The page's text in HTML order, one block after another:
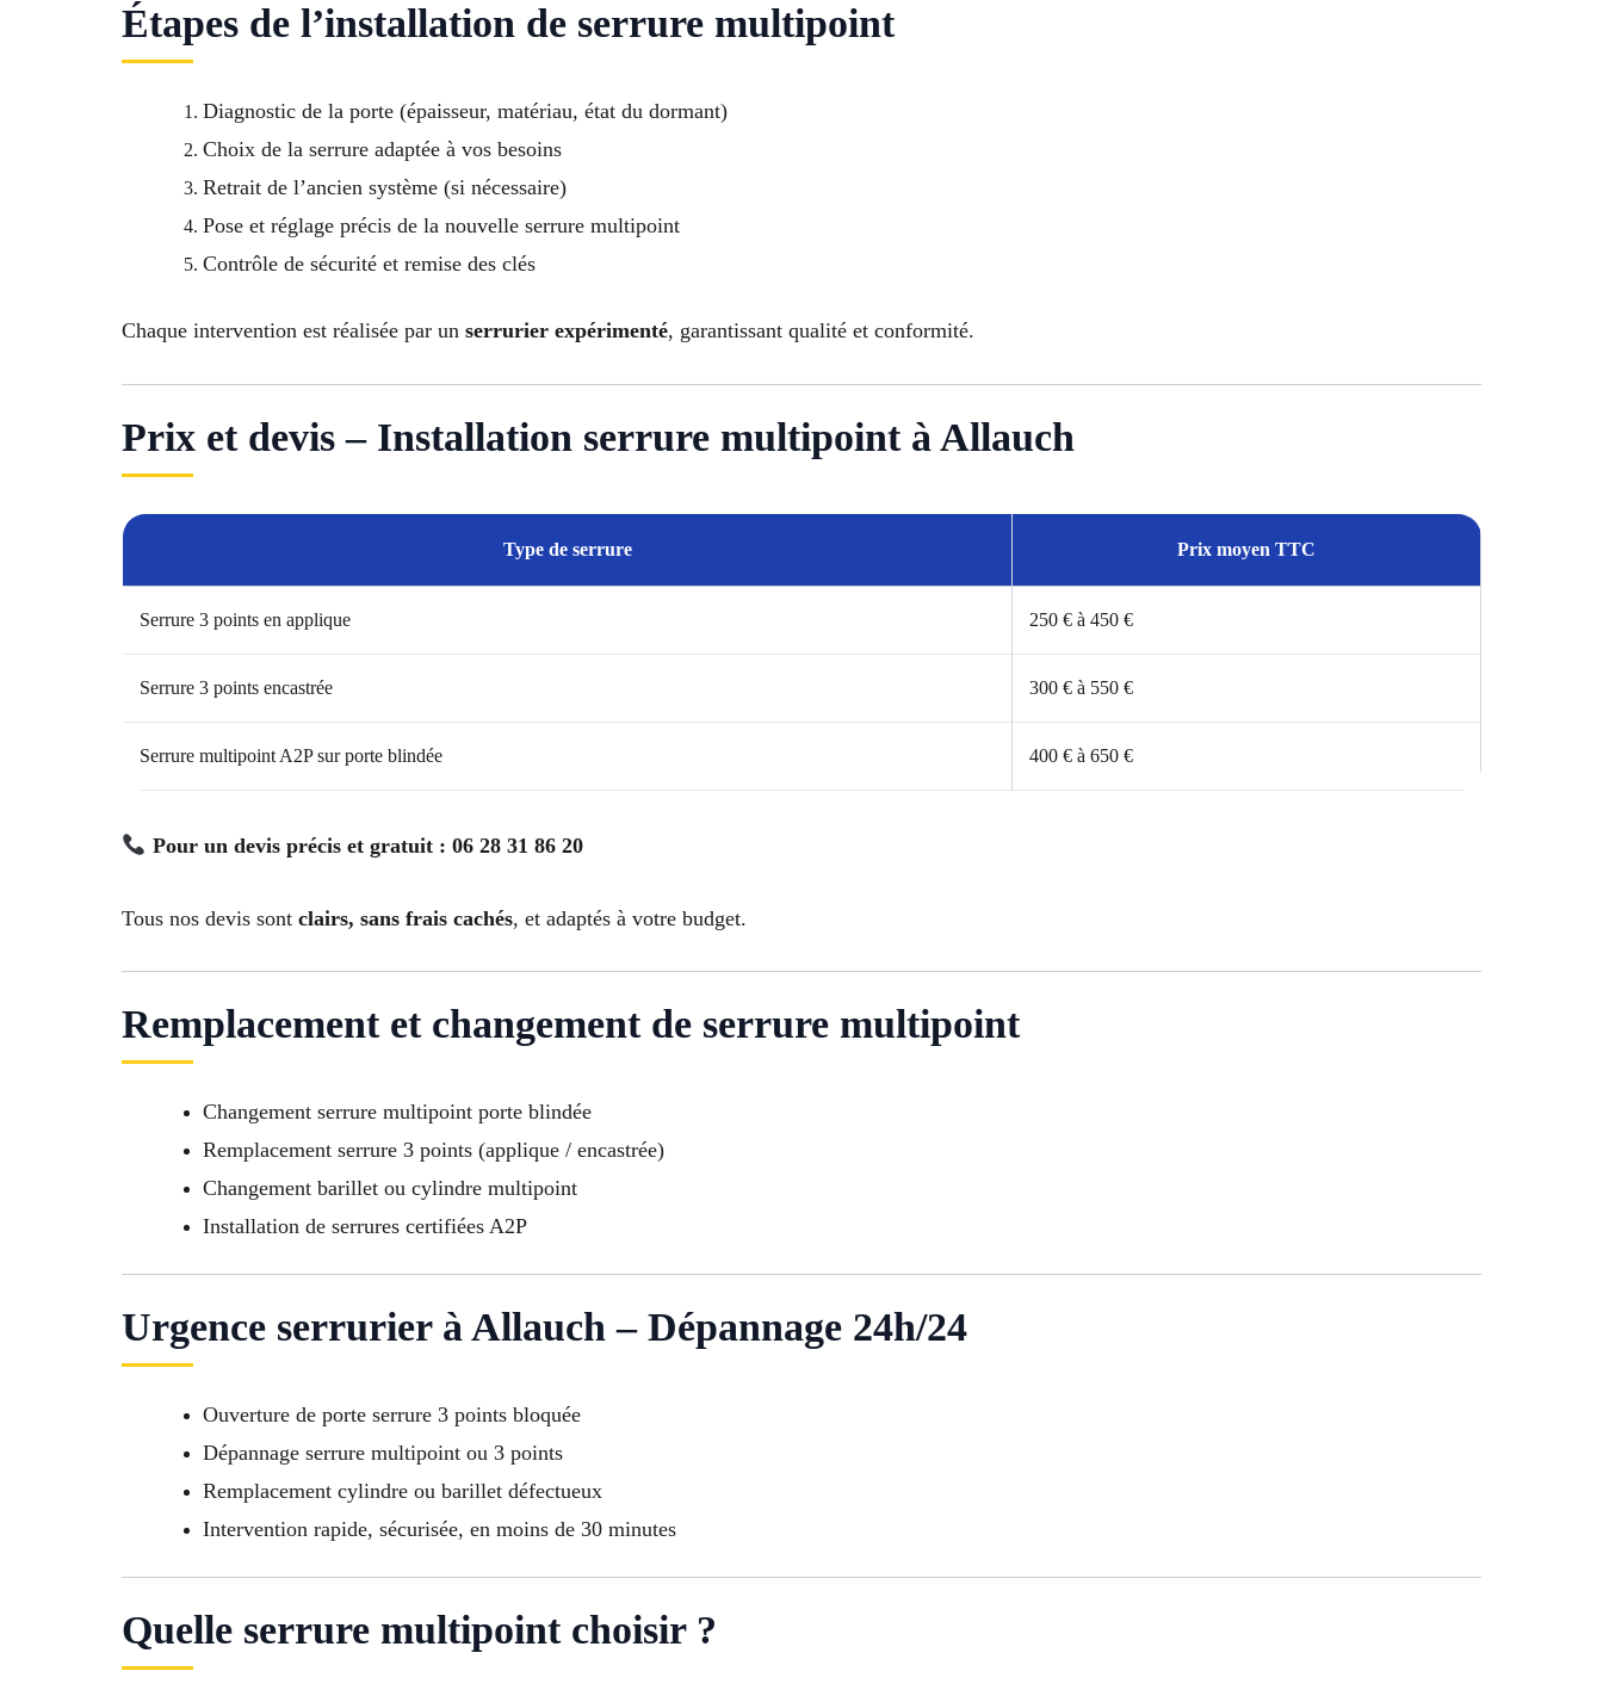
Étapes de l’installation de serrure multipoint
Diagnostic de la porte (épaisseur, matériau, état du dormant)
Choix de la serrure adaptée à vos besoins
Retrait de l’ancien système (si nécessaire)
Pose et réglage précis de la nouvelle serrure multipoint
Contrôle de sécurité et remise des clés
Chaque intervention est réalisée par un serrurier expérimenté, garantissant qualité et conformité.
Prix et devis – Installation serrure multipoint à Allauch
Type de serrure Prix moyen TTC
Serrure 3 points en applique 250 € à 450 €
Serrure 3 points encastrée 300 € à 550 €
Serrure multipoint A2P sur porte blindée 400 € à 650 €
Pour un devis précis et gratuit : 06 28 31 86 20
Tous nos devis sont clairs, sans frais cachés, et adaptés à votre budget.
Remplacement et changement de serrure multipoint
Changement serrure multipoint porte blindée
Remplacement serrure 3 points (applique / encastrée)
Changement barillet ou cylindre multipoint
Installation de serrures certifiées A2P
Urgence serrurier à Allauch – Dépannage 24h/24
Ouverture de porte serrure 3 points bloquée
Dépannage serrure multipoint ou 3 points
Remplacement cylindre ou barillet défectueux
Intervention rapide, sécurisée, en moins de 30 minutes
Quelle serrure multipoint choisir ?